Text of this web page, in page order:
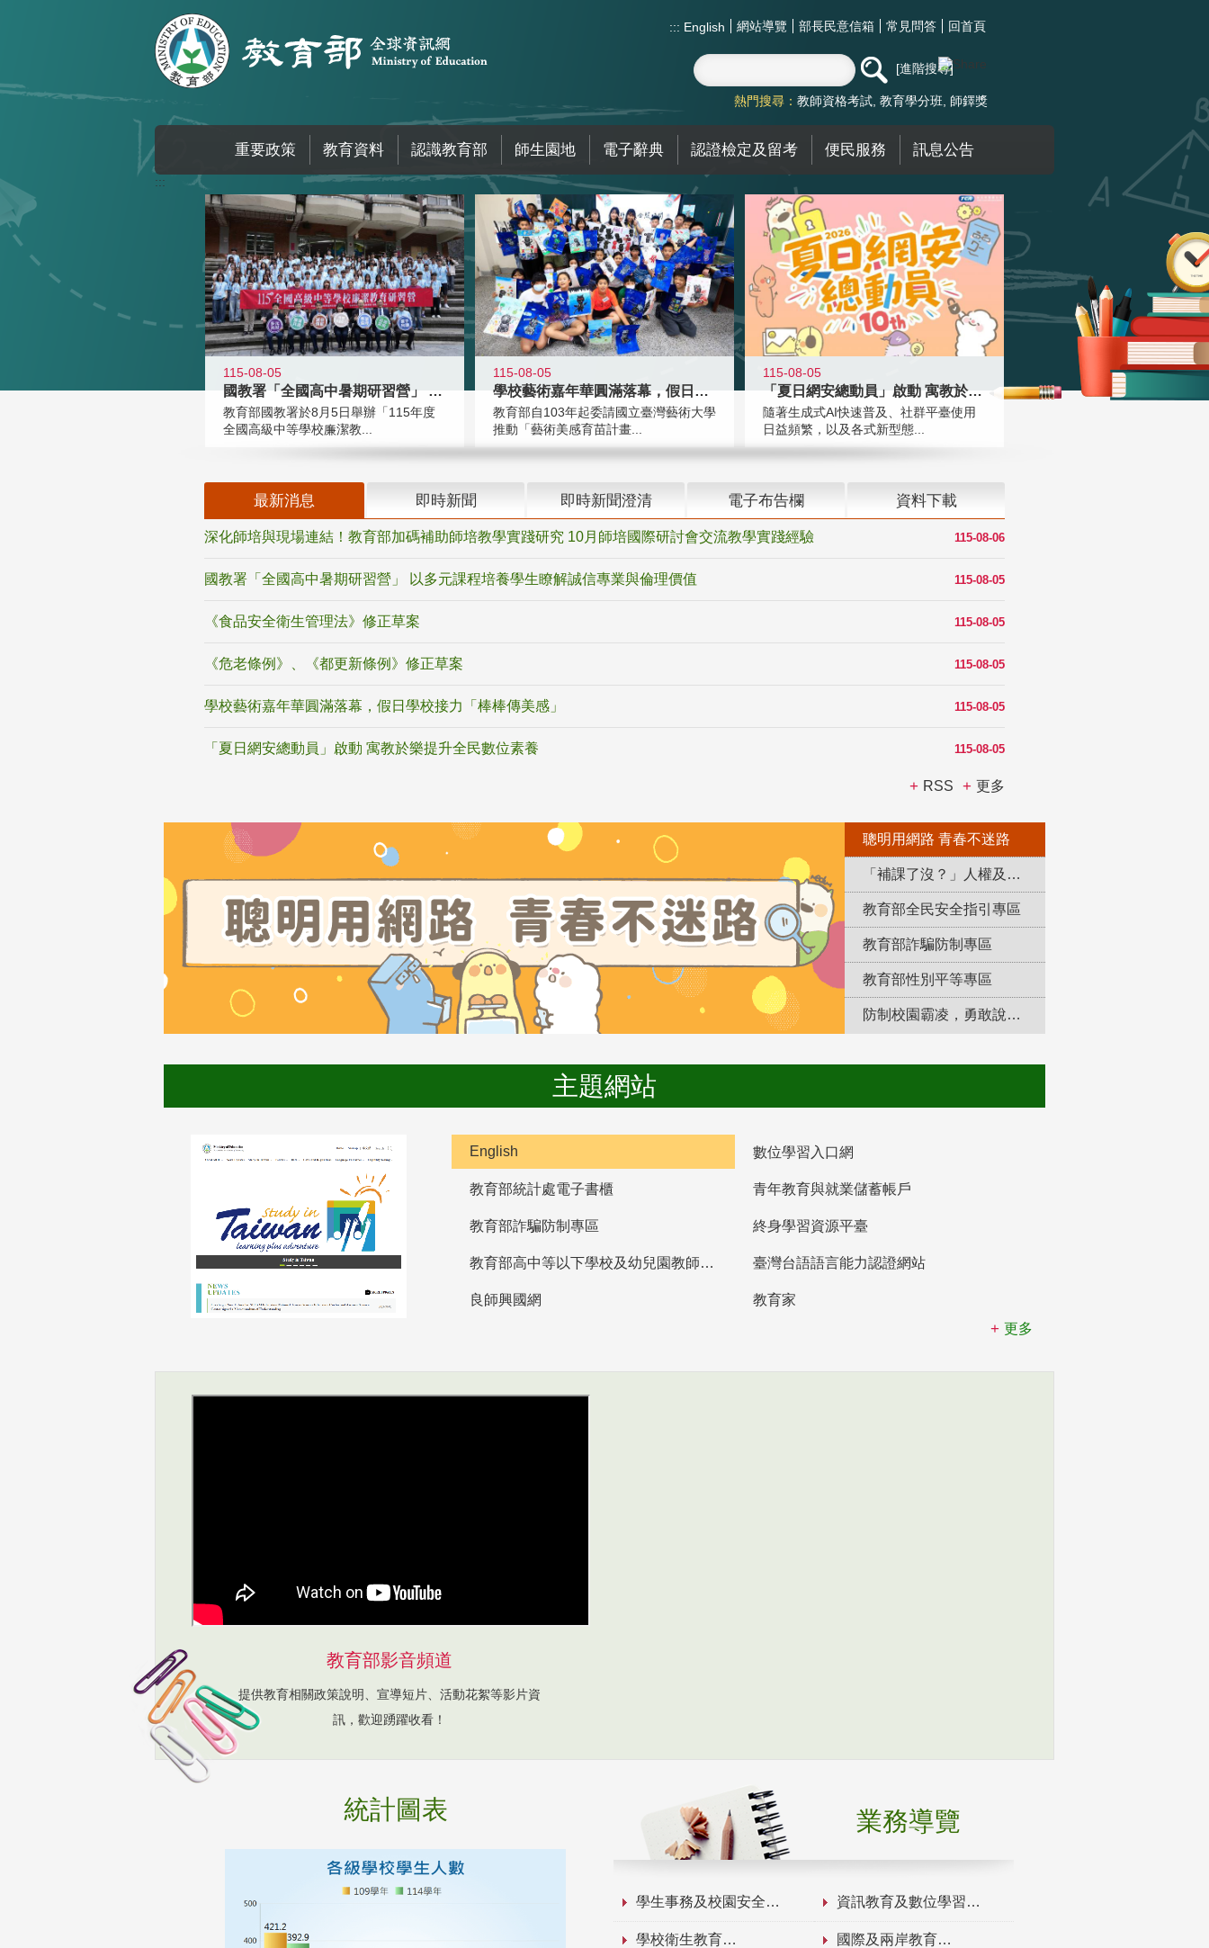
::: English 網站導覽 部長民意信箱 常見問答 回首頁
進階搜尋
熱門搜尋： 教師資格考試 教育學分班 師鐸獎
重要政策 教育資料 認識教育部 師生園地 電子辭典 認證檢定及留考 便民服務 訊息公告
:::
115-08-05
國教署「全國高中暑期研習營」 以多
教育部國教署於8月5日舉辦「115年度
全國高級中等學校廉潔教...
115-08-05
學校藝術嘉年華圓滿落幕，假日學校接
教育部自103年起委請國立臺灣藝術大學
推動「藝術美感育苗計畫...
115-08-05
「夏日網安總動員」啟動 寓教於樂提
隨著生成式AI快速普及、社群平臺使用
日益頻繁，以及各式新型態...
最新消息 即時新聞 即時新聞澄清 電子布告欄 資料下載
115-08-06
深化師培與現場連結！教育部加碼補助師培教學實踐研究 10月師培國際研討會交流教學實踐經驗
115-08-05
國教署「全國高中暑期研習營」 以多元課程培養學生瞭解誠信專業與倫理價值
115-08-05
《食品安全衛生管理法》修正草案
115-08-05
《危老條例》、《都更新條例》修正草案
115-08-05
學校藝術嘉年華圓滿落幕，假日學校接力「棒棒傳美感」
115-08-05
「夏日網安總動員」啟動 寓教於樂提升全民數位素養
RSS 更多
聰明用網路 青春不迷路
「補課了沒？」人權及轉型正義教育專區
教育部全民安全指引專區
教育部詐騙防制專區
教育部性別平等專區
防制校園霸凌，勇敢說出來！
主題網站
English 數位學習入口網
教育部統計處電子書櫃 青年教育與就業儲蓄帳戶
教育部詐騙防制專區 終身學習資源平臺
教育部高中等以下學校及幼兒園教師資格檢定考試 臺灣台語語言能力認證網站
良師興國網
教育家
更多
教育部影音頻道
提供教育相關政策說明、宣導短片、活動花絮等影片資
訊，歡迎踴躍收看！
統計圖表 業務導覽
學生事務及校園安全 資訊教育及數位學習
學校衛生教育 國際及兩岸教育